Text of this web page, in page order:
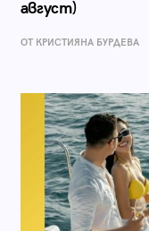
август)
ОТ КРИСТИЯНА БУРДЕВА